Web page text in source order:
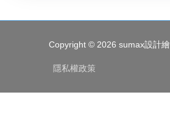
Copyright © 2026 sumax設計
隱私權政策